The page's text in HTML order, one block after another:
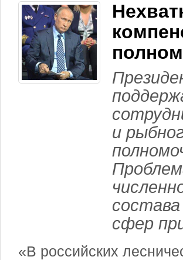
и
сфер
«В российских